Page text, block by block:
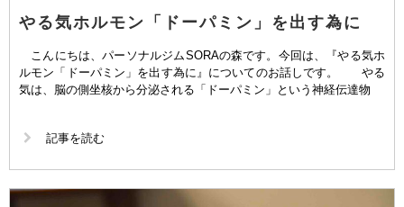
やる気ホルモン「ドーパミン」を出す為に
こんにちは、パーソナルジムSORAの森です。今回は、『やる気ホ
ルモン「ドーパミン」を出す為に』についてのお話しです。 やる
気は、脳の側坐核から分泌される「ドーパミン」という神経伝達物
記事を読む